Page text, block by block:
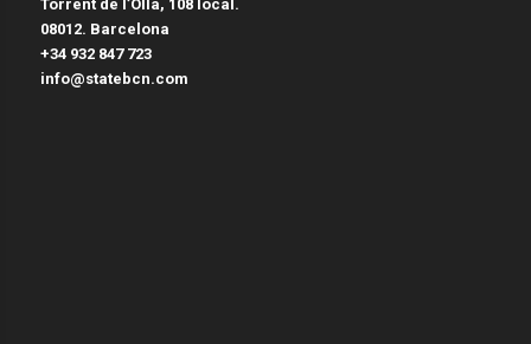
Torrent de l’Olla, 108 local.
08012. Barcelona
+34 932 847 723
info@statebcn.com